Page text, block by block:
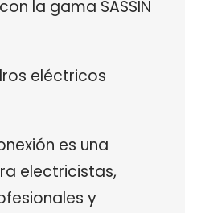
la gama SASSIN
eléctricos
es una
electricistas,
y